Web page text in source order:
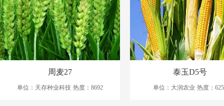
周麦27
单位：天存种业科技 热度：8692
泰玉D5号
单位：大润农业 热度：